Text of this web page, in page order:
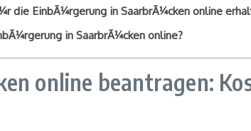
die EinbÃ¼rgerung in SaarbrÃ¼cken online
in SaarbrÃ¼cken online?
online beantragen: